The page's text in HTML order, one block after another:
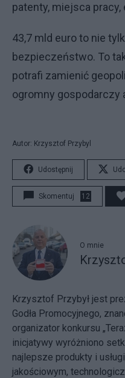
patenty, miejsca
43,7 mld euro to nie
bezpieczeństwo. To
potrafi zamienić
ogromny gospodarczy
Autor: Krzysztof Przybyl
Udostępnij
Skomentuj 12
O mnie
Krzysztof Przybył jest
Godła Promocyjnego,
organizator konkursu
inicjatywy wyróżniono
najlepsze produkty i
jakościowym,